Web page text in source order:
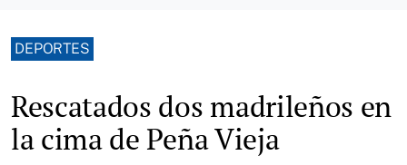
DEPORTES
Rescatados dos madrileños en
la cima de Peña Vieja